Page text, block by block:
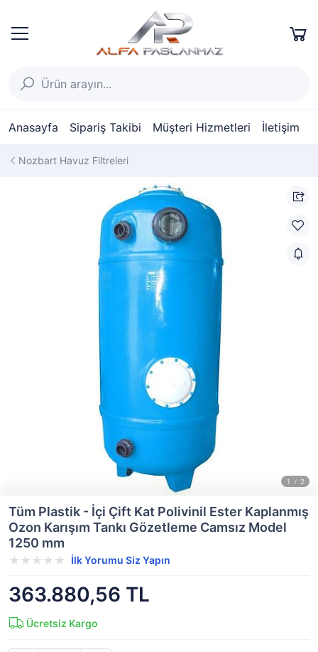
Anasayfa Sipariş Takibi Müşteri Hizmetleri İletişim
Nozbart Havuz Filtreleri
Tüm Plastik - İçi Çift Kat Polivinil Ester Kaplanmış
Ozon Karışım Tankı Gözetleme Camsız Model
1250 mm
İlk Yorumu Siz Yapın
363.880,56 TL
Ücretsiz Kargo